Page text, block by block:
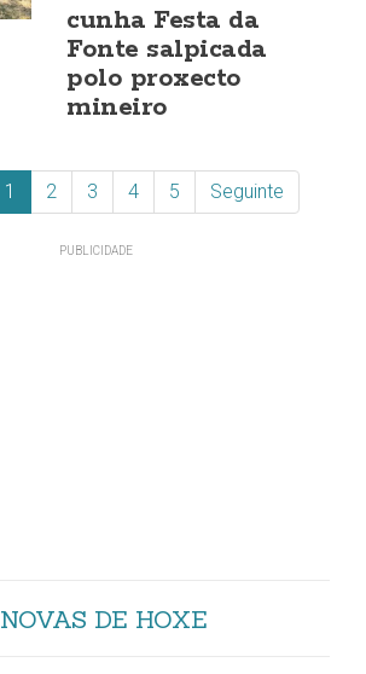
cunha Festa da
Fonte salpicada
polo proxecto
mineiro
1 2 3 4 5 Seguinte
NOVAS DE HOXE